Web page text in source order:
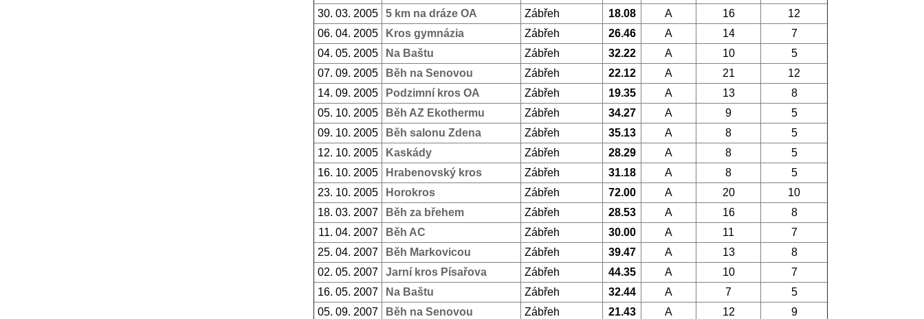
30. 03. 2005
5 km na dráze OA Zábřeh 18.08 A 16
12
06. 04. 2005
Kros gymnázia Zábřeh 26.46 A 14
7
04. 05. 2005
Na Baštu Zábřeh 32.22 A 10
5
07. 09. 2005
Běh na Senovou Zábřeh 22.12 A 21
12
14. 09. 2005
Podzimní kros OA Zábřeh 19.35 A 13
8
05. 10. 2005
Běh AZ Ekothermu Zábřeh 34.27 A 9
5
09. 10. 2005
Běh salonu Zdena Zábřeh 35.13 A 8
5
12. 10. 2005
Kaskády Zábřeh 28.29 A 8
5
16. 10. 2005
Hrabenovský kros Zábřeh 31.18 A 8
5
23. 10. 2005
Horokros Zábřeh 72.00 A 20
10
18. 03. 2007
Běh za břehem Zábřeh 28.53 A 16
8
11. 04. 2007
Běh AC Zábřeh 30.00 A 11
7
25. 04. 2007
Běh Markovicou Zábřeh 39.47 A 13
8
02. 05. 2007
Jarní kros Písařova Zábřeh 44.35 A 10
7
16. 05. 2007
Na Baštu Zábřeh 32.44 A 7
5
05. 09. 2007
Běh na Senovou Zábřeh 21.43 A 12
9